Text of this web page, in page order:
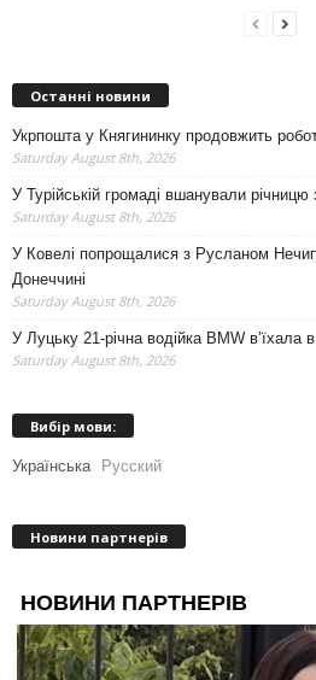
Останні новини
Укрпошта у Княгининку продовжить
Saturday August 8th, 2026
У Турійській громаді вшанували
Saturday August 8th, 2026
У Ковелі попрощалися з Русланом
Донеччині
Saturday August 8th, 2026
У Луцьку 21-річна водійка BMW в’їхала
Saturday August 8th, 2026
Вибір мови:
Українська Русский
Новини партнерів